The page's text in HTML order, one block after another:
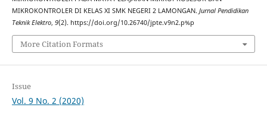
MIKROKONTROLER DI KELAS XI SMK NEGERI 2 LAMONGAN. Jurnal Pendidikan
Teknik Elektro, 9(2). https://doi.org/10.26740/jpte.v9n2.p%p
More Citation Formats
Issue
Vol. 9 No. 2 (2020)